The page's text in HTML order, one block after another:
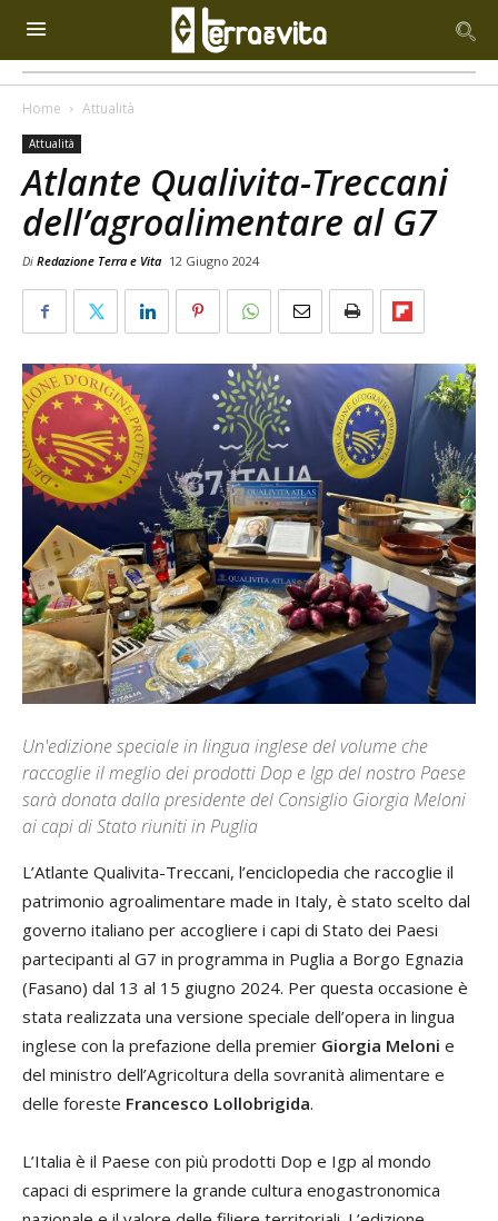
Home Attualità
Attualità
Atlante Qualivita-Treccani
dell’agroalimentare al G7
Di Redazione Terra e Vita 12 Giugno 2024
Un'edizione speciale in lingua inglese del volume che
raccoglie il meglio dei prodotti Dop e Igp del nostro Paese
sarà donata dalla presidente del Consiglio Giorgia Meloni
ai capi di Stato riuniti in Puglia
L’Atlante Qualivita-Treccani, l’enciclopedia che raccoglie il
patrimonio agroalimentare made in Italy, è stato scelto dal
governo italiano per accogliere i capi di Stato dei Paesi
partecipanti al G7 in programma in Puglia a Borgo Egnazia
(Fasano) dal 13 al 15 giugno 2024. Per questa occasione è
stata realizzata una versione speciale dell’opera in lingua
inglese con la prefazione della premier Giorgia Meloni e
del ministro dell’Agricoltura della sovranità alimentare e
delle foreste Francesco Lollobrigida.
L’Italia è il Paese con più prodotti Dop e Igp al mondo
capaci di esprimere la grande cultura enogastronomica